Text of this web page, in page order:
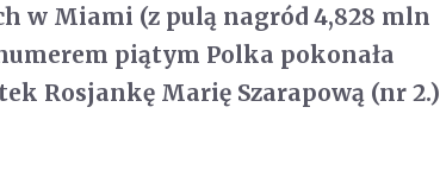
w Miami (z pulą nagród 4,828 mln
piątym Polka pokonała
Rosjankę Marię Szarapową (nr 2.)